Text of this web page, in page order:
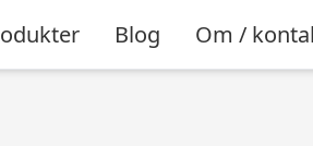
Blog Om /